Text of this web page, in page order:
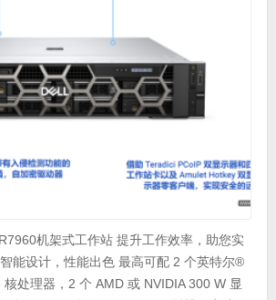
机架式工作站 提升工作效率，助您实
能设计，性能出色 最高可配 2 个英特尔®
处理器，2 个 AMD 或 NVIDIA 300 W 显